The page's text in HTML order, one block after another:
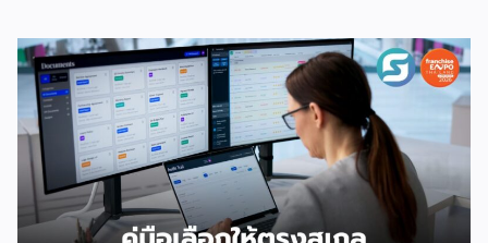
การลงทุนที่น่าสนใจและช่วยลดอุปสรรคสำหรับผู้เริ่มต้นได้อย่างมี
ประสิทธิภาพ เหตุผลประการแรกคือ การมีโมเดลธุรกิจที่ชัดเจน
และพร้อมนำไปใช้ทันที ซึ่งถือเป็นการลดความเสี่ยงด้านการลงทุน
ได้อย่างดีที่สุด เนื่องจากผู้ลงทุนไม่จำเป็นต้องเสียเวลาลองผิด
ลองถูกเอง ระบบแฟรนไชส์ถูกออกแบบและผ่านการพิสูจน์ความ
สำเร็จมาแล้วโดยเจ้าของแบรนด์ ซึ่งมีการจัดเตรียมอุปกรณ์
โครงสร้างร้านตามมาตรฐาน พร้อมคู่มือการปฏิบัติงานที่ชัดเจน
อีกทั้งยังมีทีมงานคอยช่วยสอนงานทั้งภาคทฤษฎีและปฏิบัติก่อน
เปิดร้านจริง ทำให้ผู้ซื้อแฟรนไชส์สามารถควบคุมคุณภาพของ